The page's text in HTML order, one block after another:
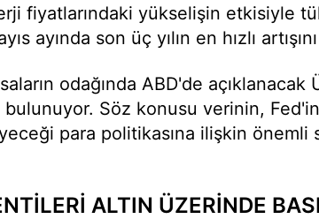
fiyatlarındaki yükselişin etkisiyle
ayında son üç yılın en hızlı
odağında ABD'de açıklanacak
bulunuyor. Söz konusu verinin,
para politikasına ilişkin önemli
ALTIN ÜZERİNDE